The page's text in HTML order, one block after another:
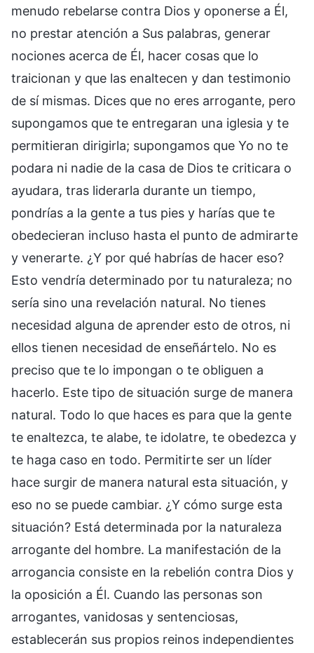
menudo rebelarse contra Dios y oponerse a Él,
no prestar atención a Sus palabras, generar
nociones acerca de Él, hacer cosas que lo
traicionan y que las enaltecen y dan testimonio
de sí mismas. Dices que no eres arrogante, pero
supongamos que te entregaran una iglesia y te
permitieran dirigirla; supongamos que Yo no te
podara ni nadie de la casa de Dios te criticara o
ayudara, tras liderarla durante un tiempo,
pondrías a la gente a tus pies y harías que te
obedecieran incluso hasta el punto de admirarte
y venerarte. ¿Y por qué habrías de hacer eso?
Esto vendría determinado por tu naturaleza; no
sería sino una revelación natural. No tienes
necesidad alguna de aprender esto de otros, ni
ellos tienen necesidad de enseñártelo. No es
preciso que te lo impongan o te obliguen a
hacerlo. Este tipo de situación surge de manera
natural. Todo lo que haces es para que la gente
te enaltezca, te alabe, te idolatre, te obedezca y
te haga caso en todo. Permitirte ser un líder
hace surgir de manera natural esta situación, y
eso no se puede cambiar. ¿Y cómo surge esta
situación? Está determinada por la naturaleza
arrogante del hombre. La manifestación de la
arrogancia consiste en la rebelión contra Dios y
la oposición a Él. Cuando las personas son
arrogantes, vanidosas y sentenciosas,
establecerán sus propios reinos independientes